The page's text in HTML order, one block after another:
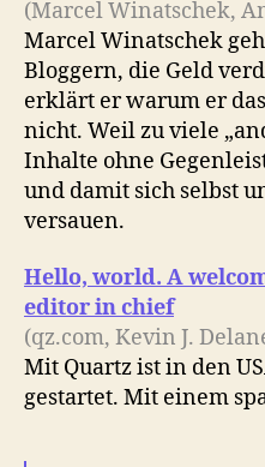
(Marcel Winatschek,
Marcel Winatschek
Bloggern, die Geld
erklärt er warum er
nicht. Weil zu viele
Inhalte ohne
und damit sich selbst
versauen.
Hello, world. A
editor in chief
(qz.com, Kevin J.
Mit Quartz ist in den
gestartet. Mit einem